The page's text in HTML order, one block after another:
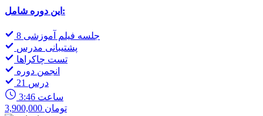
این دوره شامل:
8 جلسه فیلم آموزشی
پشتیبانی مدرس
تست چاکراها
انجمن دوره
21 درس
3:46 ساعت
3,900,000 تومان